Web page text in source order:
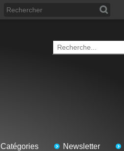
Catégories Newsletter